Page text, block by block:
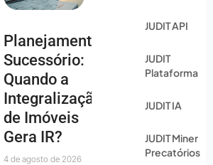
Planejamento
Sucessório:
Quando a
Integralização
de Imóveis
Gera IR?
4 de agosto de 2026
JUDIT API
JUDIT
Plataforma
JUDIT IA
JUDIT Miner
Precatórios